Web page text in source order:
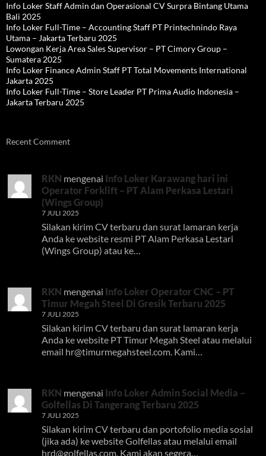
Info Loker Staff Admin dan Operasional CV Surpra Bintang Utama
Bali 2025
Info Loker Full-Time – Accounting Staff PT Printechnindo Raya
Utama – Jakarta Terbaru 2025
Lowongan Kerja Area Sales Supervisor – PT Cimory Group –
Sumatera 2025
Info Loker Finance Admin Staff PT Total Movements International
Jakarta 2025
Info Loker Full-Time – Store Leader PT Prima Audio Indonesia –
Jakarta Terbaru 2025
Recent Comment
RKN mengenai Info Loker Karawang hari ini
Operator Forklift – PT Alam Perkasa Lestari
(Wings Group)
7 JULI 2025
Silakan kirim CV terbaru dan surat lamaran kerja
Anda ke website resmi PT Alam Perkasa Lestari
(Wings Group) atau ke…
RKN mengenai Info Loker Operator CNC – PT
Timur Megah Steel Di Gresik Terbaru 2025
7 JULI 2025
Silakan kirim CV terbaru dan surat lamaran kerja
Anda ke website PT Timur Megah Steel atau melalui
email hr@timurmegahsteel.com. Kami…
RKN mengenai Info Loker Admin Social Media –
Golfellas Di Tangerang Terbaru 2025
7 JULI 2025
Silakan kirim CV terbaru dan portofolio media sosial
(jika ada) ke website Golfellas atau melalui email
hrd@golfellas.com . Kami akan segera…